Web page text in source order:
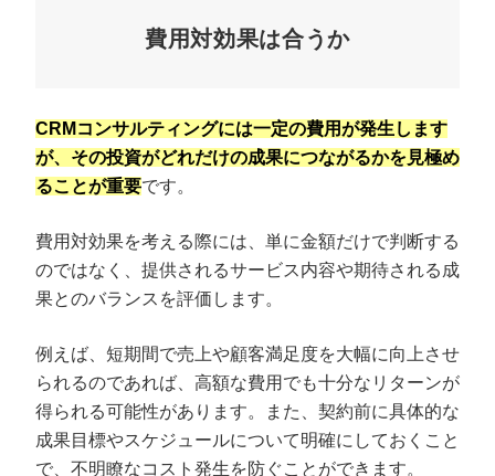
費用対効果は合うか
CRMコンサルティングには一定の費用が発生します
が、その投資がどれだけの成果につながるかを見極め
ることが重要です。
費用対効果を考える際には、単に金額だけで判断する
のではなく、提供されるサービス内容や期待される成
果とのバランスを評価します。
例えば、短期間で売上や顧客満足度を大幅に向上させ
られるのであれば、高額な費用でも十分なリターンが
得られる可能性があります。また、契約前に具体的な
成果目標やスケジュールについて明確にしておくこと
で、不明瞭なコスト発生を防ぐことができます。